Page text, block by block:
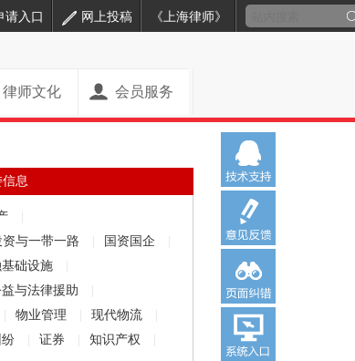
请入口 网上投稿 《上海律师》
律师文化 会员服务
息
资与一带一路 国资国企
础设施
与法律援助
物业管理 现代物流
证券 知识产权